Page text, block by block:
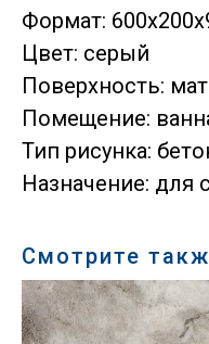
Формат:
Цвет: серый
Поверхность:
Помещение:
Тип рисунка:
Назначение: для
Смотрите